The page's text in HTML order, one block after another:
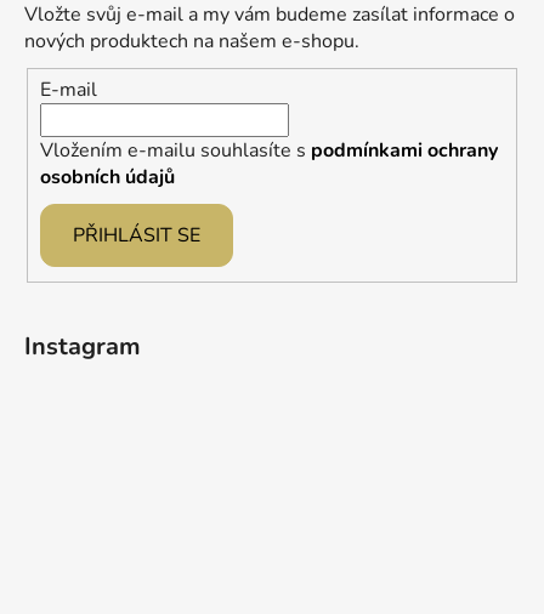
Vložte svůj e-mail a my vám budeme zasílat informace o
nových produktech na našem e-shopu.
E-mail
Vložením e-mailu souhlasíte s podmínkami ochrany
osobních údajů
PŘIHLÁSIT SE
Instagram